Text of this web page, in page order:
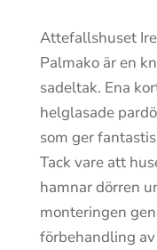
Attefallshuset
Palmako är en
sadeltak. Ena
helglasade
som ger
Tack vare att
hamnar dörren
monteringen
förbehandling